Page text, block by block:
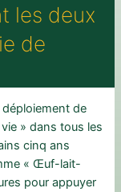
les deux
de
déploiement de
» dans tous les
cinq ans
« Œuf-lait-
pour appuyer